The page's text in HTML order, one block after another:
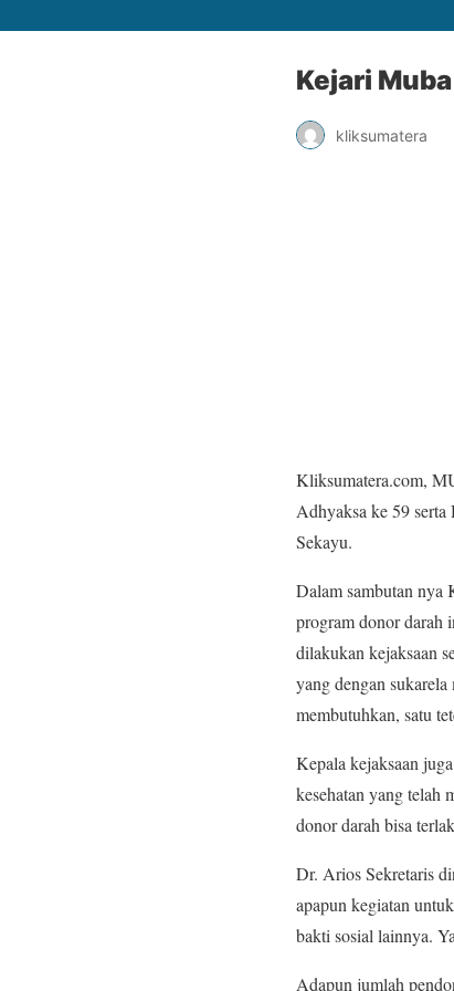
Kejari
kliksumatera
Kliksumatera.com,
Adhyaksa ke 59
Sekayu.
Dalam sambutan nya
program donor darah
dilakukan kejaksaan
yang dengan
membutuhkan, satu
Kepala kejaksaan
kesehatan yang telah
donor darah bisa
Dr. Arios Sekretaris
apapun kegiatan
bakti sosial lainnya.
Adapun jumlah